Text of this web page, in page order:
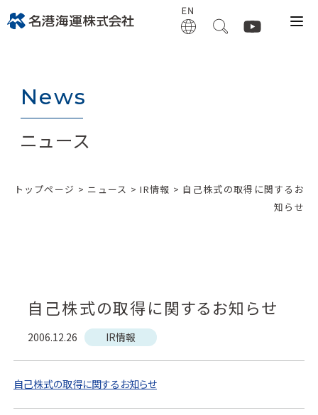
News
ニュース
トップページ > ニュース >IR情報 > 自己株式の取得に関するお
知らせ
自己株式の取得に関するお知らせ
2006.12.26 IR情報
自己株式の取得に関するお知らせ